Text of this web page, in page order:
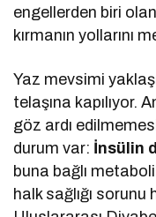
engellerden biri
kırmanın yollarını
Yaz mevsimi
telaşına kapılıyor.
göz ardı
durum var: İnsülin
buna bağlı
halk sağlığı